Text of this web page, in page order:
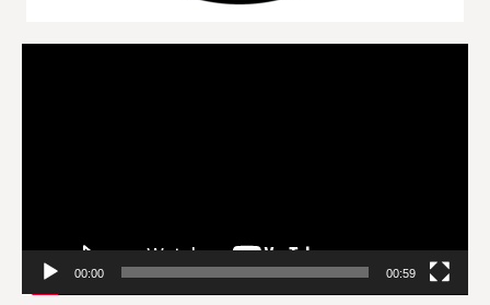
00:00 00:59